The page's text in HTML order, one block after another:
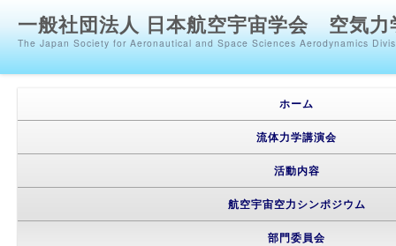
一般社団法人 日本航空宇宙学会 空気力
The Japan Society for Aeronautical and Space Sciences Aerodynamics
ホーム
流体力学講演会
活動内容
航空宇宙空力シンポジウム
部門委員会